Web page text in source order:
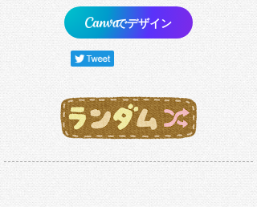
でデザイン